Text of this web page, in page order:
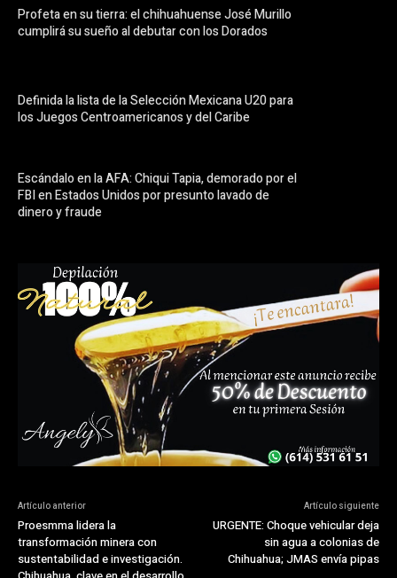
Profeta en su tierra: el chihuahuense José Murillo
cumplirá su sueño al debutar con los Dorados
Definida la lista de la Selección Mexicana U20 para
los Juegos Centroamericanos y del Caribe
Escándalo en la AFA: Chiqui Tapia, demorado por el
FBI en Estados Unidos por presunto lavado de
dinero y fraude
Artículo anterior
Proesmma lidera la
transformación minera con
sustentabilidad e investigación.
Artículo siguiente
URGENTE: Choque vehicular deja
sin agua a colonias de
Chihuahua; JMAS envía pipas